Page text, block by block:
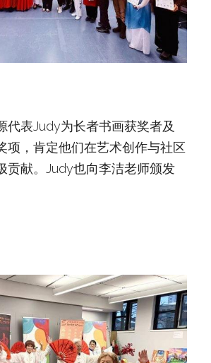
代表Judy为长者书画获奖者及
项，肯定他们在艺术创作与社区
贡献。Judy也向李洁老师颁发